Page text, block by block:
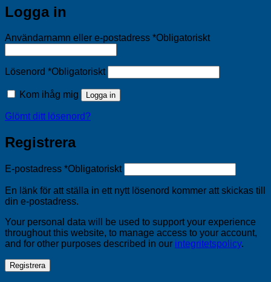
Logga in
Användarnamn eller e-postadress *Obligatoriskt
Lösenord *Obligatoriskt
Kom ihåg mig Logga in
Glömt ditt lösenord?
Registrera
E-postadress *Obligatoriskt
En länk för att ställa in ett nytt lösenord kommer att skickas till
din e-postadress.
Your personal data will be used to support your experience
throughout this website, to manage access to your account,
and for other purposes described in our integritetspolicy.
Registrera